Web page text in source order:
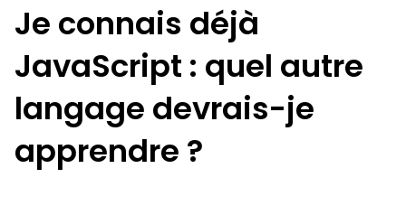
Je connais déjà
JavaScript : quel autre
langage devrais-je
apprendre ?